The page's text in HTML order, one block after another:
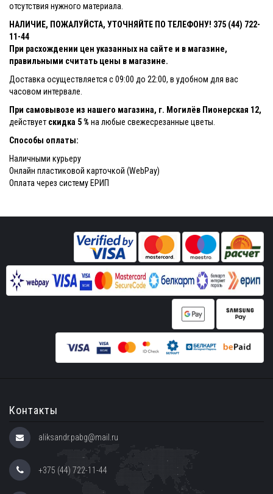
отсутствия нужного материала.
НАЛИЧИЕ, ПОЖАЛУЙСТА, УТОЧНЯЙТЕ ПО ТЕЛЕФОНУ! 375 (44) 722-
11-44
При расхождении цен указанных на сайте и в магазине,
правильными считать цены в магазине.
Доставка осуществляется с 09:00 до 22:00, в удобном для вас
часовом интервале.
При самовывозе из нашего магазина, г. Могилёв Пионерская 12,
действует скидка 5 % на любые свежесрезанные цветы.
Способы оплаты:
Наличными курьеру
Онлайн пластиковой карточкой (WebPay)
Оплата через систему ЕРИП
Контакты
aliksandr.pabg@mail.ru
+375 (44) 722-11-44